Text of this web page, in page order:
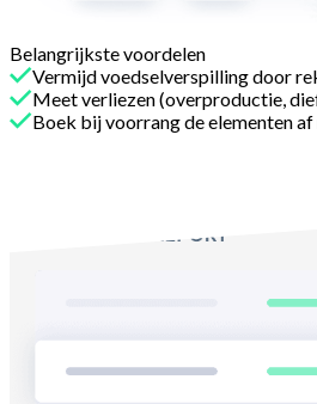
Belangrijkste voordelen
Vermijd voedselverspilling door
Meet verliezen (overproductie,
Boek bij voorrang de elementen